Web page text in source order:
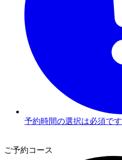
予約時間の選択は必須です
ご予約コース